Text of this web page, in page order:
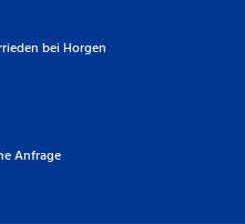
bei Horgen
Anfrage